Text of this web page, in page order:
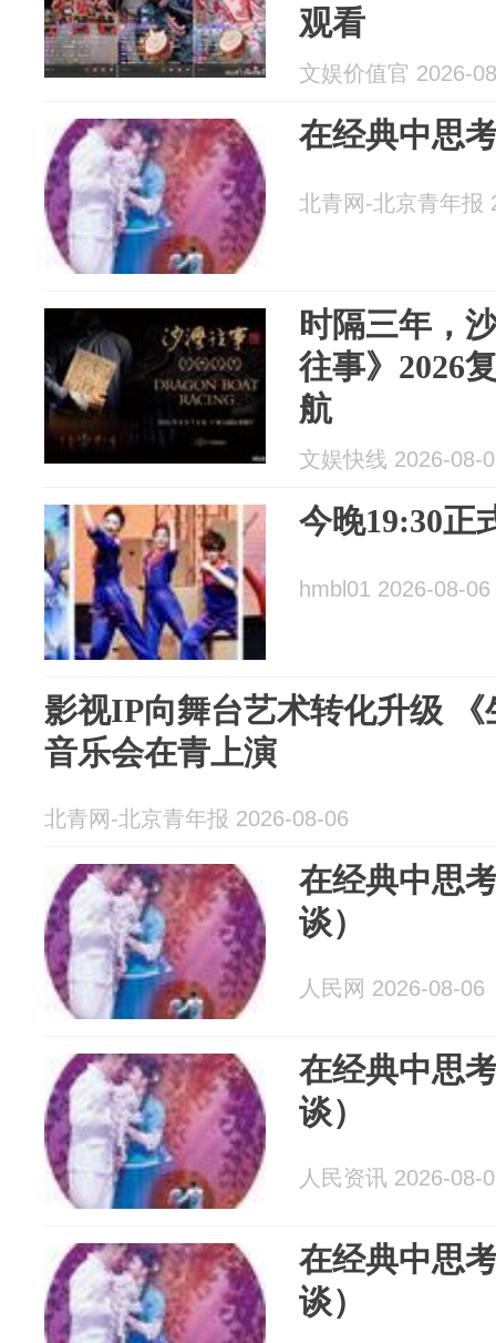
观看
文娱价值官 2026-
在经典中思
北青网-北京青年报
时隔三年，
往事》2026
航
文娱快线 2026-08-
今晚19:30正
hmbl01 2026-08-06
影视IP向舞台艺术转化升级
音乐会在青上演
北青网-北京青年报 2026-08-06
在经典中思
谈）
人民网 2026-08-06
在经典中思
谈）
人民资讯 2026-08-
在经典中思
谈）